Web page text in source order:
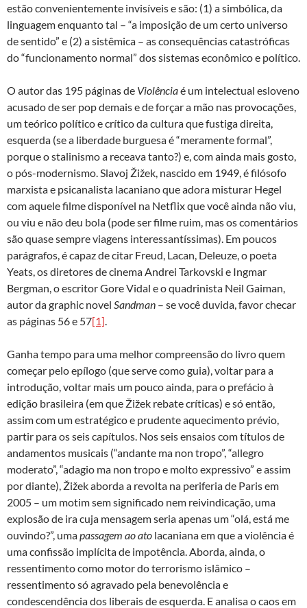
estão convenientemente invisíveis e são: (1) a simbólica, da
linguagem enquanto tal – “a imposição de um certo universo
de sentido” e (2) a sistêmica – as consequências catastróficas
do “funcionamento normal” dos sistemas econômico e político.
O autor das 195 páginas de Violênciaé um intelectual esloveno
acusado de ser pop demais e de forçar a mão nas provocações,
um teórico político e crítico da cultura que fustiga direita,
esquerda (se a liberdade burguesa é “meramente formal”,
porque o stalinismo a receava tanto?) e, com ainda mais gosto,
o pós-modernismo. Slavoj Žižek, nascido em 1949, é filósofo
marxista e psicanalista lacaniano que adora misturar Hegel
com aquele filme disponível na Netflix que você ainda não viu,
ou viu e não deu bola (pode ser filme ruim, mas os comentários
são quase sempre viagens interessantíssimas). Em poucos
parágrafos, é capaz de citar Freud, Lacan, Deleuze, o poeta
Yeats, os diretores de cinema Andrei Tarkovski e Ingmar
Bergman, o escritor Gore Vidal e o quadrinista Neil Gaiman,
autor da graphic novel Sandman – se você duvida, favor checar
as páginas 56 e 57[1].
Ganha tempo para uma melhor compreensão do livro quem
começar pelo epílogo (que serve como guia), voltar para a
introdução, voltar mais um pouco ainda, para o prefácio à
edição brasileira (em que Žižek rebate críticas) e só então,
assim com um estratégico e prudente aquecimento prévio,
partir para os seis capítulos. Nos seis ensaios com títulos de
andamentos musicais (“andante ma non tropo”, “allegro
moderato”, “adagio ma non tropo e molto expressivo” e assim
por diante), Žižek aborda a revolta na periferia de Paris em
2005 – um motim sem significado nem reivindicação, uma
explosão de ira cuja mensagem seria apenas um “olá, está me
ouvindo?”, umapassagem ao ato lacaniana em que a violência é
uma confissão implícita de impotência. Aborda, ainda, o
ressentimento como motor do terrorismo islâmico –
ressentimento só agravado pela benevolência e
condescendência dos liberais de esquerda. E analisa o caos em